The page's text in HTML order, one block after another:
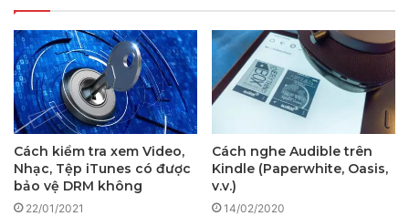
Cách kiểm tra xem Video,
Nhạc, Tệp iTunes có được
bảo vệ DRM không
22/01/2021
Cách nghe Audible trên
Kindle (Paperwhite, Oasis,
v.v.)
14/02/2020